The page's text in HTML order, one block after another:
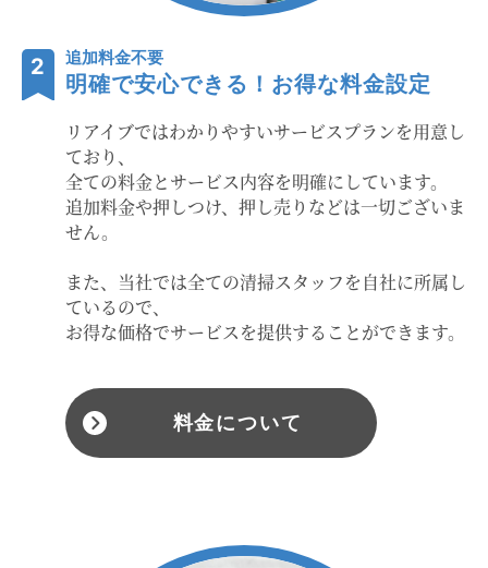
2 追加料金不要
明確で安心できる！お得な料金設定
リアイブではわかりやすいサービスプランを用意し
ており、
全ての料金とサービス内容を明確にしています。
追加料金や押しつけ、押し売りなどは一切ございま
せん。
また、当社では全ての清掃スタッフを自社に所属し
ているので、
お得な価格でサービスを提供することができます。
料金について